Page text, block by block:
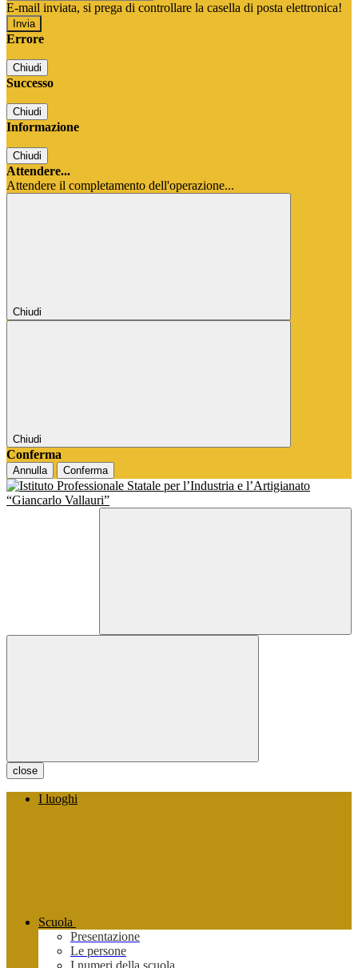
E-mail inviata, si prega di controllare la casella di posta elettronica!
Errore
Chiudi
Successo
Chiudi
Informazione
Chiudi
Attendere...
Attendere il completamento dell'operazione...
Chiudi
Chiudi
Conferma
Annulla Conferma
close
I luoghi
Scuola
Presentazione
Le persone